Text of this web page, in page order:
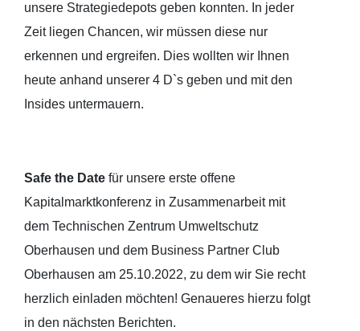
unsere Strategiedepots geben konnten. In jeder
Zeit liegen Chancen, wir müssen diese nur
erkennen und ergreifen. Dies wollten wir Ihnen
heute anhand unserer 4 D`s geben und mit den
Insides untermauern.
Safe the Date für unsere erste offene
Kapitalmarktkonferenz in Zusammenarbeit mit
dem Technischen Zentrum Umweltschutz
Oberhausen und dem Business Partner Club
Oberhausen am 25.10.2022, zu dem wir Sie recht
herzlich einladen möchten! Genaueres hierzu folgt
in den nächsten Berichten.